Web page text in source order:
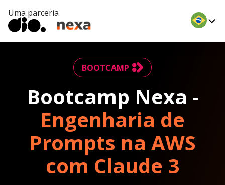
Uma parceria
BOOTCAMP
Bootcamp Nexa -
Engenharia de
Prompts na AWS
com Claude 3